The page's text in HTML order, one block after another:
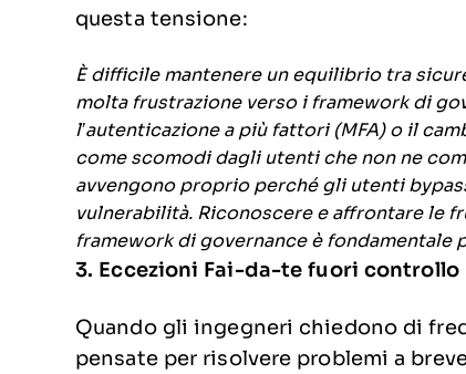
questa tensione:
È difficile mantenere un equilibrio tra
molta frustrazione verso i framework di
l’autenticazione a più fattori (MFA) o il
come scomodi dagli utenti che non ne
avvengono proprio perché gli utenti
vulnerabilità. Riconoscere e affrontare le
framework di governance è fondamentale
3. Eccezioni Fai-da-te fuori controllo
Quando gli ingegneri chiedono di
pensate per risolvere problemi a